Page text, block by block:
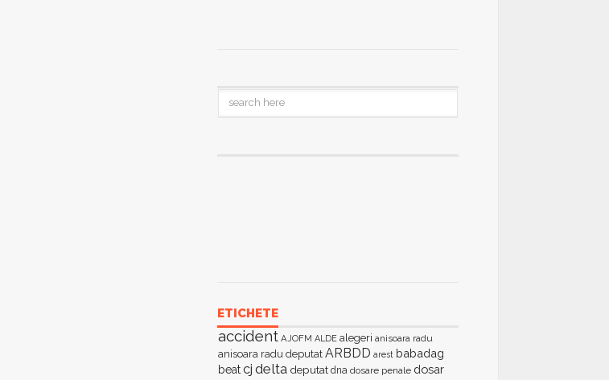
ETICHETE
accident AJOFM ALDE alegeri anisoara radu
anisoara radu deputat ARBDD arest babadag
beatcj delta deputat dna dosare penale dosar